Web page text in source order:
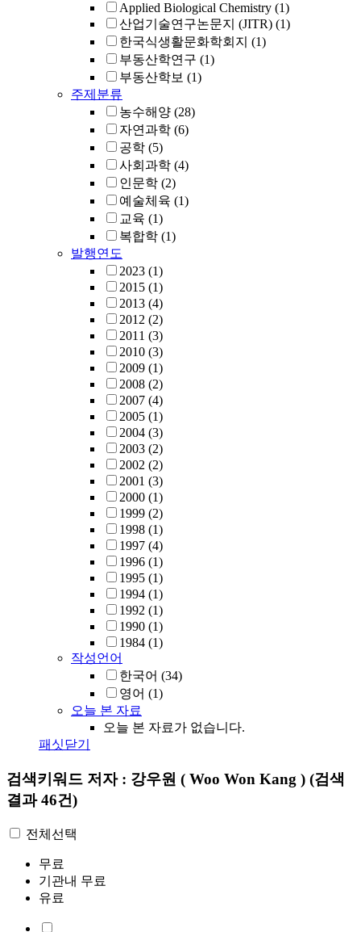
Applied Biological Chemistry (1)
산업기술연구논문지 (JITR) (1)
한국식생활문화학회지 (1)
부동산학연구 (1)
부동산학보 (1)
주제분류
농수해양 (28)
자연과학 (6)
공학 (5)
사회과학 (4)
인문학 (2)
예술체육 (1)
교육 (1)
복합학 (1)
발행연도
2023 (1)
2015 (1)
2013 (4)
2012 (2)
2011 (3)
2010 (3)
2009 (1)
2008 (2)
2007 (4)
2005 (1)
2004 (3)
2003 (2)
2002 (2)
2001 (3)
2000 (1)
1999 (2)
1998 (1)
1997 (4)
1996 (1)
1995 (1)
1994 (1)
1992 (1)
1990 (1)
1984 (1)
작성언어
한국어 (34)
영어 (1)
오늘 본 자료
오늘 본 자료가 없습니다.
패싯닫기
검색키워드 저자 : 강우원 ( Woo Won Kang ) (검색
결과 46건)
전체선택
무료
기관내 무료
유료